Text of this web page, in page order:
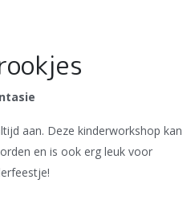
aan. Deze kinderworkshop kan
en is ook erg leuk voor